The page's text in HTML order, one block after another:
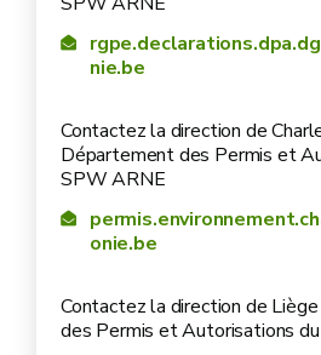
nie.be
Contactez la direction de
Département des Permis et
SPW ARNE
onie.be
Contactez la direction de
des Permis et Autorisations